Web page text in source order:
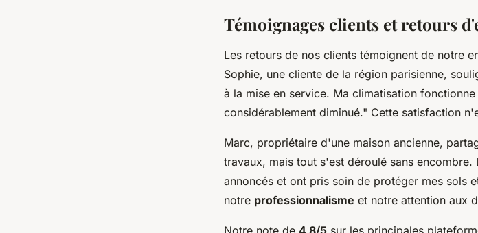
Témoignages clients et retours
Les retours de nos clients témoignent de notre
Sophie, une cliente de la région parisienne,
à la mise en service. Ma climatisation
considérablement diminué." Cette satisfaction
Marc, propriétaire d'une maison ancienne,
travaux, mais tout s'est déroulé sans
annoncés et ont pris soin de protéger mes sols
notre professionnalisme et notre attention aux